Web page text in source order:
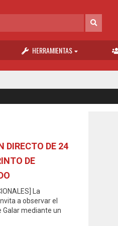
HERRAMIENTAS
DIRECTO DE 24
DE
La
a observar el
mediante un